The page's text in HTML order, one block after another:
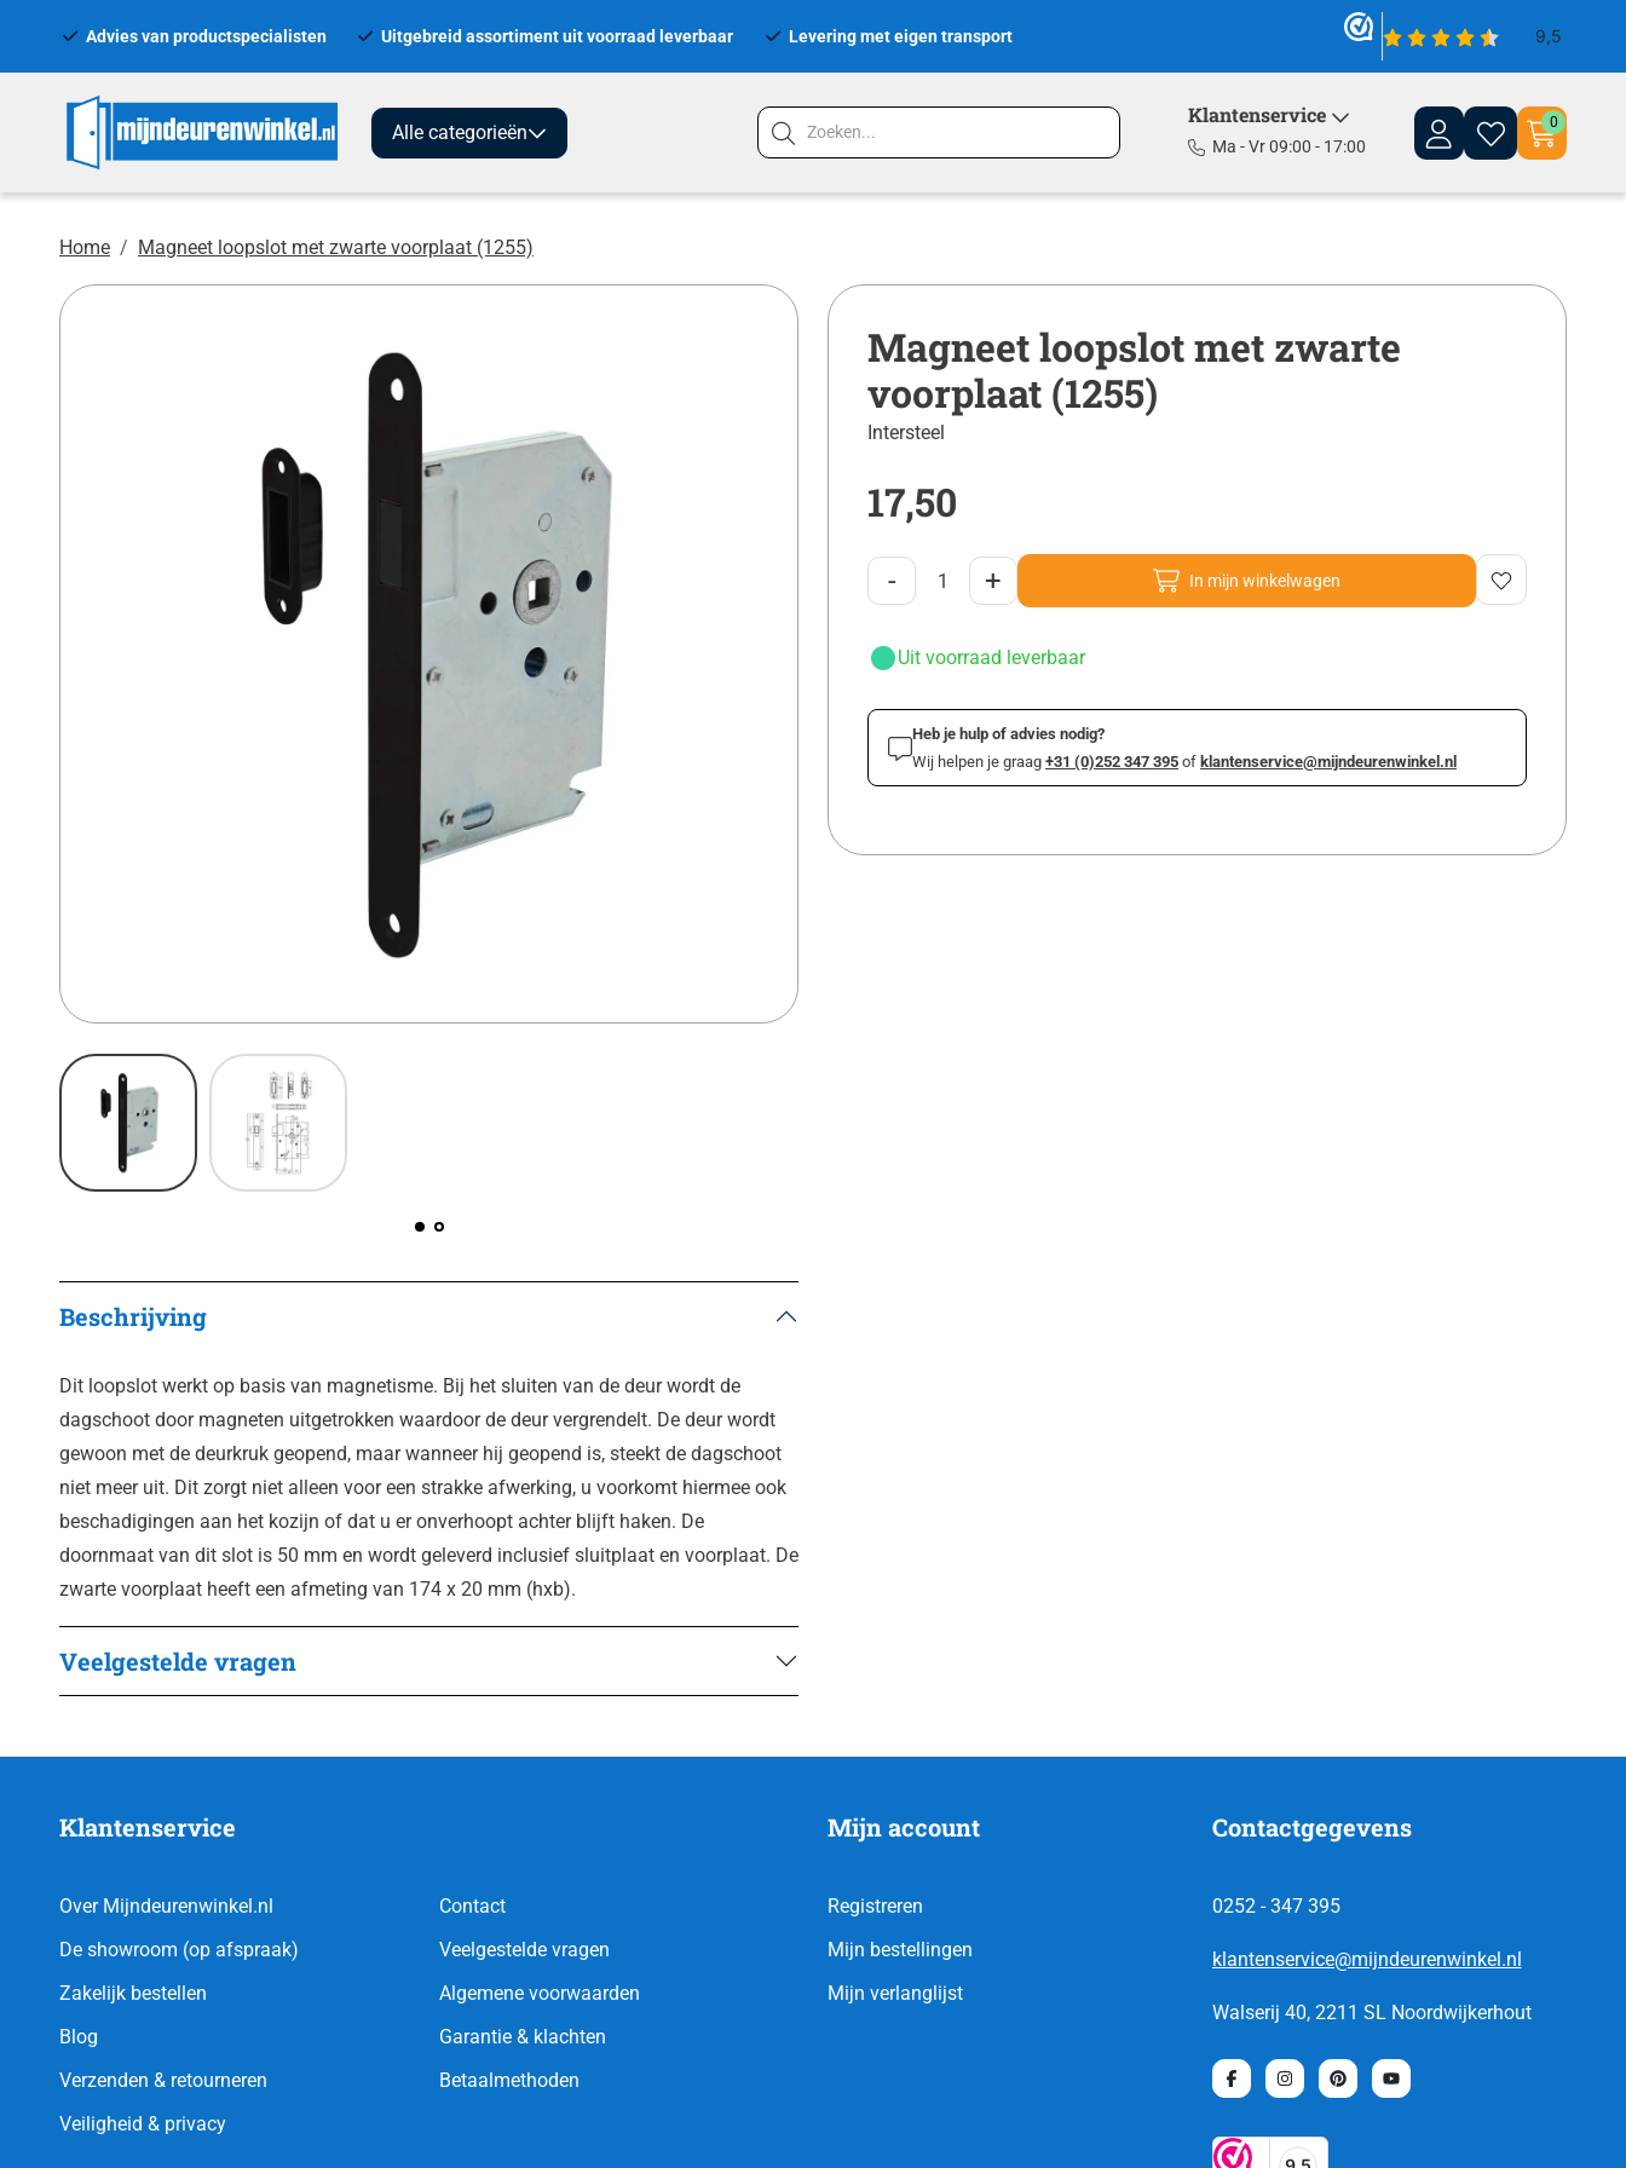
Advies van productspecialisten Uitgebreid assortiment uit voorraad leverbaar Levering met eigen transport
Alle categorieën
Klantenservice
Ma - Vr 09:00 - 17:00
0
Home Magneet loopslot met zwarte voorplaat (1255)
Beschrijving
Dit loopslot werkt op basis van magnetisme. Bij het sluiten van de deur wordt de
dagschoot door magneten uitgetrokken waardoor de deur vergrendelt. De deur wordt
gewoon met de deurkruk geopend, maar wanneer hij geopend is, steekt de dagschoot
niet meer uit. Dit zorgt niet alleen voor een strakke afwerking, u voorkomt hiermee ook
beschadigingen aan het kozijn of dat u er onverhoopt achter blijft haken. De
doornmaat van dit slot is 50 mm en wordt geleverd inclusief sluitplaat en voorplaat. De
zwarte voorplaat heeft een afmeting van 174 x 20 mm (hxb).
Veelgestelde vragen
Magneet loopslot met zwarte
voorplaat (1255)
Intersteel
17,50
- + In mijn winkelwagen
Uit voorraad leverbaar
Heb je hulp of advies nodig?
Wij helpen je graag +31 (0)252 347 395 of klantenservice@mijndeurenwinkel.nl
Klantenservice
Over Mijndeurenwinkel.nl
De showroom (op afspraak)
Zakelijk bestellen
Blog
Verzenden & retourneren
Veiligheid & privacy
Contact
Veelgestelde vragen
Algemene voorwaarden
Garantie & klachten
Betaalmethoden
Mijn account
Registreren
Mijn bestellingen
Mijn verlanglijst
Contactgegevens
0252 - 347 395
klantenservice@mijndeurenwinkel.nl
Walserij 40, 2211 SL Noordwijkerhout